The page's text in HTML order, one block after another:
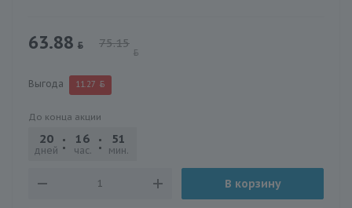
63.88 75.15
Выгода 11.27
До конца акции
20
дней
16
час.
51
мин.
В корзину